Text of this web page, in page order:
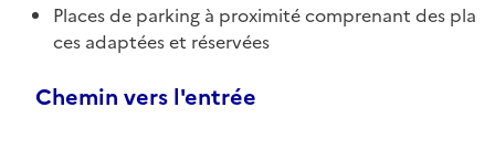
Places de parking à proximité comprenant des pla
ces adaptées et réservées
Chemin vers l'entrée